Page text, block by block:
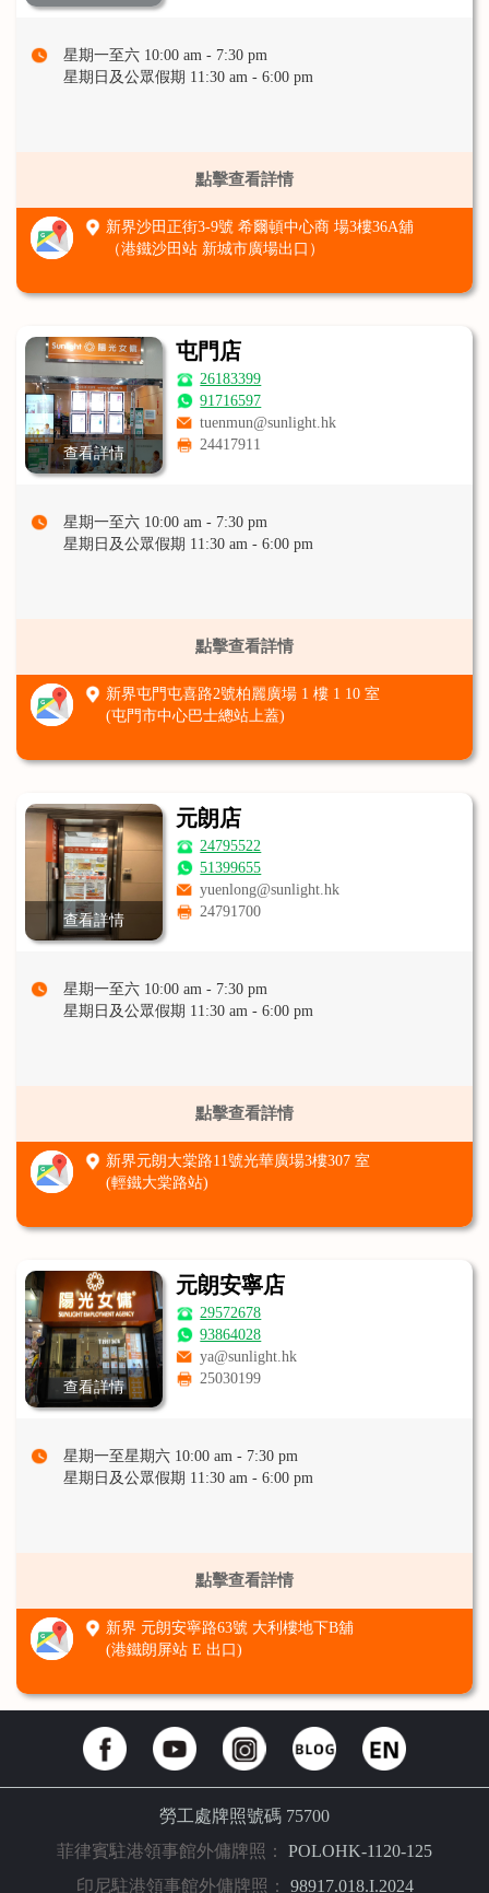
星期一至六 10:00 am - 7:30 pm
星期日及公眾假期 11:30 am - 6:00 pm
點擊查看詳情
新界沙田正街3-9號 希爾頓中心商 場3樓36A舖
（港鐵沙田站 新城市廣場出口）
查看詳情
屯門店
26183399
91716597
tuenmun@sunlight.hk
24417911
星期一至六 10:00 am - 7:30 pm
星期日及公眾假期 11:30 am - 6:00 pm
點擊查看詳情
新界屯門屯喜路2號柏麗廣場 1 樓 1 10 室
(屯門市中心巴士總站上蓋)
查看詳情
元朗店
24795522
51399655
yuenlong@sunlight.hk
24791700
星期一至六 10:00 am - 7:30 pm
星期日及公眾假期 11:30 am - 6:00 pm
點擊查看詳情
新界元朗大棠路11號光華廣場3樓307 室
(輕鐵大棠路站)
查看詳情
元朗安寧店
29572678
93864028
ya@sunlight.hk
25030199
星期一至星期六 10:00 am - 7:30 pm
星期日及公眾假期 11:30 am - 6:00 pm
點擊查看詳情
新界 元朗安寧路63號 大利樓地下B舖
(港鐵朗屏站 E 出口)
勞工處牌照號碼 75700
菲律賓駐港領事館外傭牌照： POLOHK-1120-125
印尼駐港領事館外傭牌照： 98917.018.I.2024